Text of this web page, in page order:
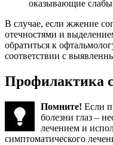
оказывающие
В случае, если жжение
отечностями и
обратиться к
соответствии с
Профилактика
Помните! Если
болезни глаз –
лечением и
симптоматического